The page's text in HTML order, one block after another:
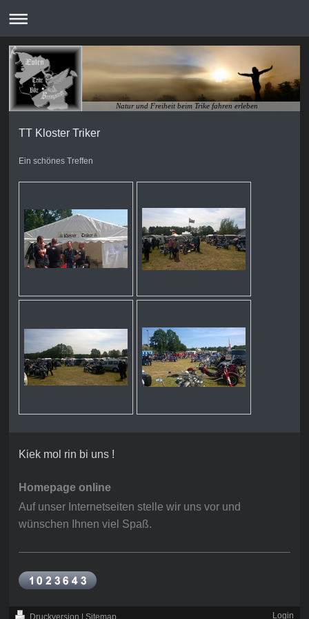
Natur und Freiheit beim Trike fahren erleben
TT Kloster Triker
Ein schönes Treffen
Kiek mol rin bi uns !
Homepage online
Auf unser Internetseiten stelle wir uns vor und
wünschen Ihnen viel Spaß.
Druckversion | Sitemap Login